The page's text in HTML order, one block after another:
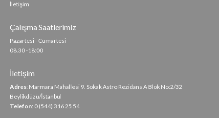
İletişim
Çalışma Saatlerimiz
Pazartesi - Cumartesi
08.30 -18:00
İletişim
Adres: Marmara Mahallesi 9. Sokak Astro Rezidans A Blok No:2/32
Beylikdüzü/İstanbul
Telefon: 0 (544) 316 25 54